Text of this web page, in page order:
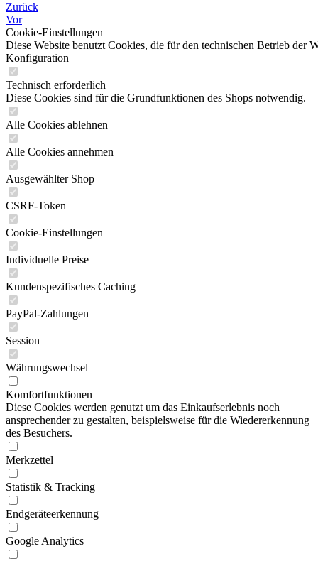
Zurück
Vor
Cookie-Einstellungen
Diese Website benutzt Cookies, die für den technischen Betrieb der
Konfiguration
Technisch erforderlich
Diese Cookies sind für die Grundfunktionen des Shops notwendig.
Alle Cookies ablehnen
Alle Cookies annehmen
Ausgewählter Shop
CSRF-Token
Cookie-Einstellungen
Individuelle Preise
Kundenspezifisches Caching
PayPal-Zahlungen
Session
Währungswechsel
Komfortfunktionen
Diese Cookies werden genutzt um das Einkaufserlebnis noch
ansprechender zu gestalten, beispielsweise für die Wiedererkennung
des Besuchers.
Merkzettel
Statistik & Tracking
Endgeräteerkennung
Google Analytics